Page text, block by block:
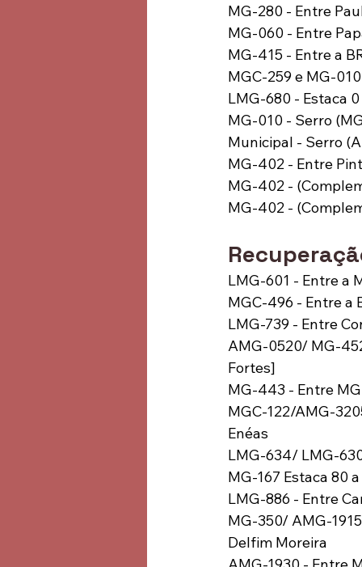
MG-280 - Entre
MG-060 - Entre
MG-415 - Entre a
MGC-259 e MG-
LMG-680 - Estaca
MG-010 - Serro
Municipal - Serro
MG-402 - Entre
MG-402 -
MG-402 -
LMG-601 - Entre a
MGC-496 - Entre a
LMG-739 - Entre
AMG-0520/ MG-
Fortes]
MG-443 - Entre
MGC-122/AMG-
Enéas
LMG-634/ LMG-
MG-167 Estaca 80
LMG-886 - Entre
MG-350/ AMG-
Delfim Moreira